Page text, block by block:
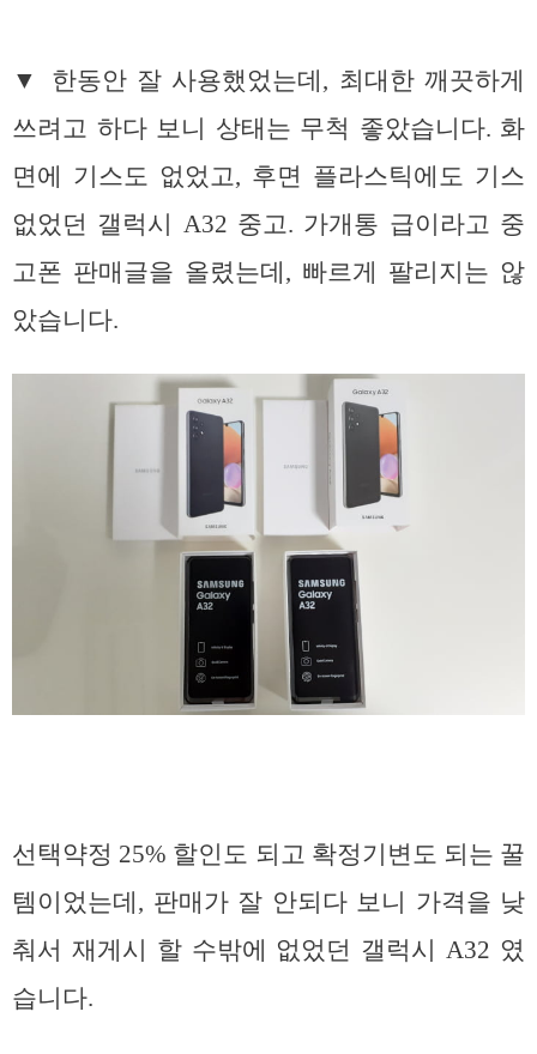
▼ 한동안 잘 사용했었는데, 최대한 깨끗하게
쓰려고 하다 보니 상태는 무척 좋았습니다. 화
면에 기스도 없었고, 후면 플라스틱에도 기스
없었던 갤럭시 A32 중고. 가개통 급이라고 중
고폰 판매글을 올렸는데, 빠르게 팔리지는 않
았습니다.
선택약정 25% 할인도 되고 확정기변도 되는 꿀
템이었는데, 판매가 잘 안되다 보니 가격을 낮
춰서 재게시 할 수밖에 없었던 갤럭시 A32 였
습니다.